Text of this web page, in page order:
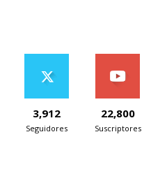
3,912
Seguidores
22,800
Suscriptores